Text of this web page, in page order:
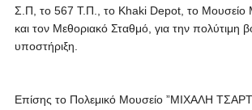
Σ.Π, το 567 Τ.Π., το Khaki Depot, το Μουσείο
και τον Μεθοριακό Σταθμό, για την πολύτιμη
υποστήριξη.
Επίσης το Πολεμικό Μουσείο ”ΜΙΧΑΛΗ